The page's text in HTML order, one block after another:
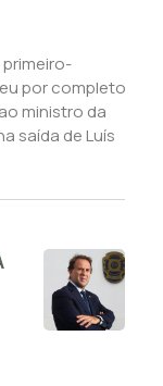
primeiro-
por completo
ministro da
saída de Luís